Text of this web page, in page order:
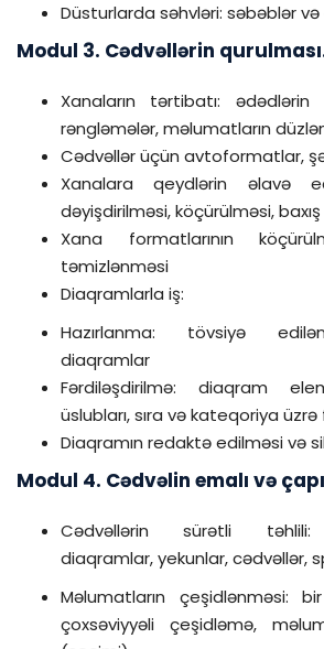
Düsturlarda səhvləri: səbəblər və
Modul 3. Cədvəllərin
Xanaların tərtibatı: ədədlərin
rəngləmələr, məlumatların
Cədvəllər üçün avtoformatlar,
Xanalara qeydlərin əlavə
dəyişdirilməsi, köçürülməsi,
Xana formatlarının
təmizlənməsi
Diaqramlarla iş:
Hazırlanma: tövsiyə
diaqramlar
Fərdiləşdirilmə: diaqram
üslubları, sıra və kateqoriya üzrə
Diaqramın redaktə edilməsi və
Modul 4. Cədvəlin emalı və çapı
Cədvəllərin sürətli təhlili:
diaqramlar, yekunlar, cədvəllər,
Məlumatların çeşidlənməsi:
çoxsəviyyəli çeşidləmə,